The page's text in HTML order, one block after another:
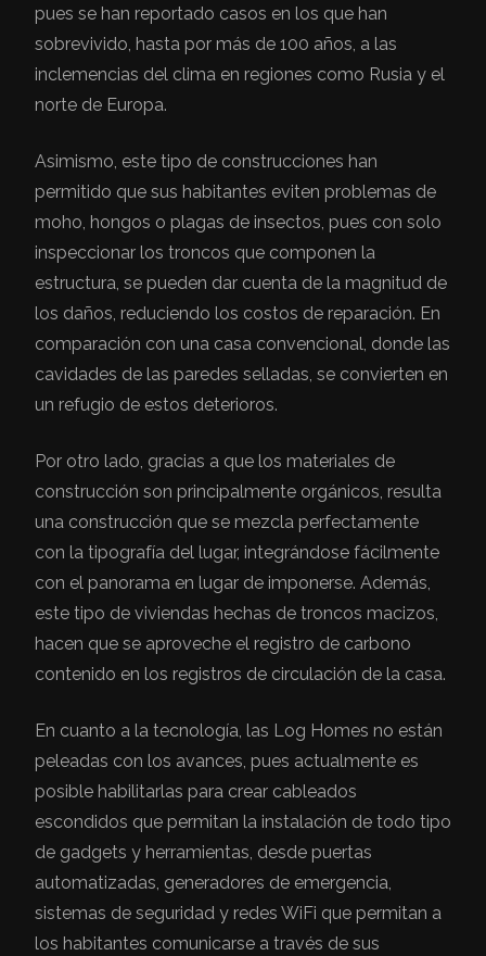
pues se han reportado casos en los que han
sobrevivido, hasta por más de 100 años, a las
inclemencias del clima en regiones como Rusia y el
norte de Europa.
Asimismo, este tipo de construcciones han
permitido que sus habitantes eviten problemas de
moho, hongos o plagas de insectos, pues con solo
inspeccionar los troncos que componen la
estructura, se pueden dar cuenta de la magnitud de
los daños, reduciendo los costos de reparación. En
comparación con una casa convencional, donde las
cavidades de las paredes selladas, se convierten en
un refugio de estos deterioros.
Por otro lado, gracias a que los materiales de
construcción son principalmente orgánicos, resulta
una construcción que se mezcla perfectamente
con la tipografía del lugar, integrándose fácilmente
con el panorama en lugar de imponerse. Además,
este tipo de viviendas hechas de troncos macizos,
hacen que se aproveche el registro de carbono
contenido en los registros de circulación de la casa.
En cuanto a la tecnología, las Log Homes no están
peleadas con los avances, pues actualmente es
posible habilitarlas para crear cableados
escondidos que permitan la instalación de todo tipo
de gadgets y herramientas, desde puertas
automatizadas, generadores de emergencia,
sistemas de seguridad y redes WiFi que permitan a
los habitantes comunicarse a través de sus